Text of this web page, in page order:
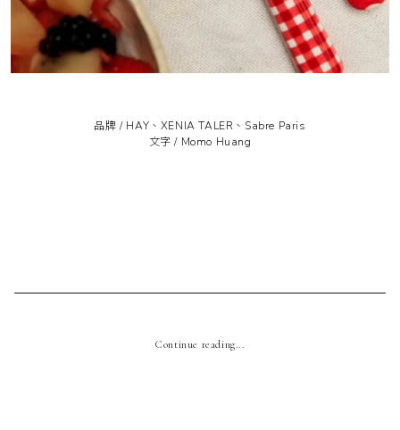
品牌 / HAY 、 XENIA TALER 、 Sabre Paris
文字 / Momo Huang
Continue reading...